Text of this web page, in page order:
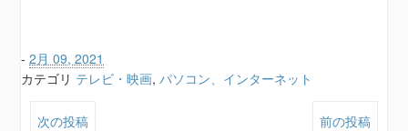
-2月 09, 2021
カテゴリ テレビ・映画,パソコン、インターネット
次の投稿 前の投稿